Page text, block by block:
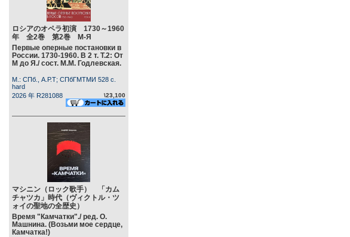
ロシアのオペラ初演 1730～1960
年 全2巻 第2巻 М-Я
Первые оперные постановки в
России. 1730-1960. В 2 т. Т.2: От
М до Я./ сост. М.М. Годлевская.
М.: СПб., А.Р.Т; СПбГМТМИ 528 c.
hard
2026 年 R281088
\23,100
マシニン（ロック歌手） 「カム
チャツカ」時代（ヴィクトル・ツ
ォイの聖地の全歴史）
Время "Камчатки"./ ред. О.
Машнина. (Возьми мое сердце,
Камчатка!)